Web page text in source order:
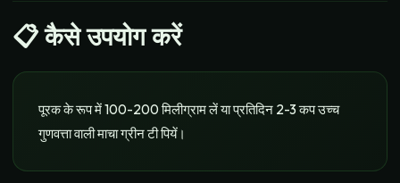
📋कैसे उपयोग करें
पूरक के रूप में 100-200 मिलीग्राम लें या प्रतिदिन 2-3 कप उच्च
गुणवत्ता वाली माचा ग्रीन टी पियें।